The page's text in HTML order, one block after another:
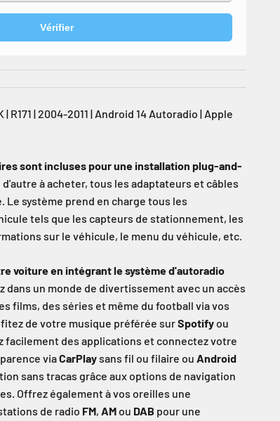
Vérifier
R171 | 2004-2011 | Android 14 Autoradio | Apple
sont incluses pour une installation plug-and-
d'autre à acheter, tous les adaptateurs et câbles
Le système prend en charge tous les
tels que les capteurs de stationnement, les
sur le véhicule, le menu du véhicule, etc.
voiture en intégrant le système d'autoradio
dans un monde de divertissement avec un accès
films, des séries et même du football via vos
de votre musique préférée surSpotifyou
facilement des applications et connectez votre
viaCarPlaysans fil ou filaire ou Android
sans tracas grâce aux options de navigation
Offrez également à vos oreilles une
de radio FM, AMou DAB pour une